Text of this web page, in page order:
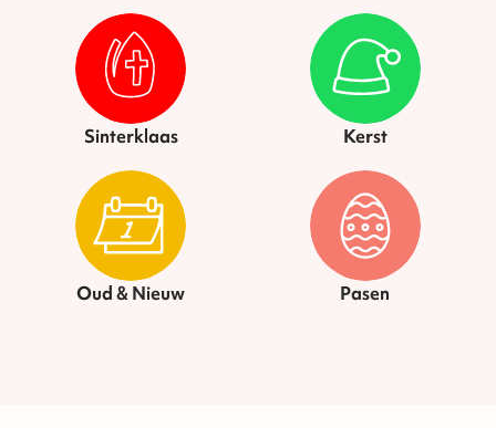
Sinterklaas Kerst
Oud & Nieuw Pasen